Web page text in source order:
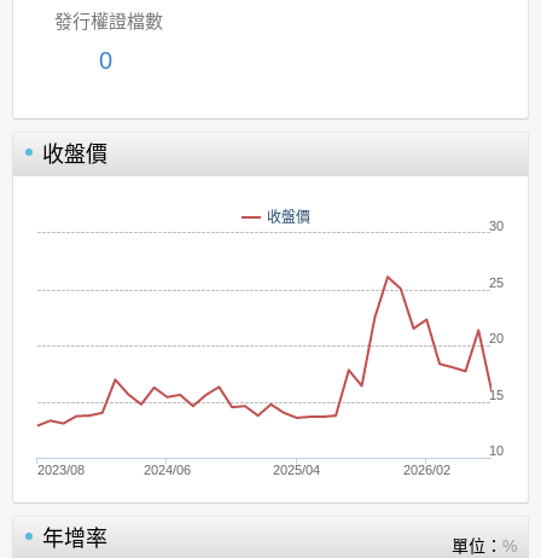
發行權證檔數
0
收盤價
收盤價
2023/08 2024/06 2025/04 2026/02
10
15
20
25
30
年增率 單位： %